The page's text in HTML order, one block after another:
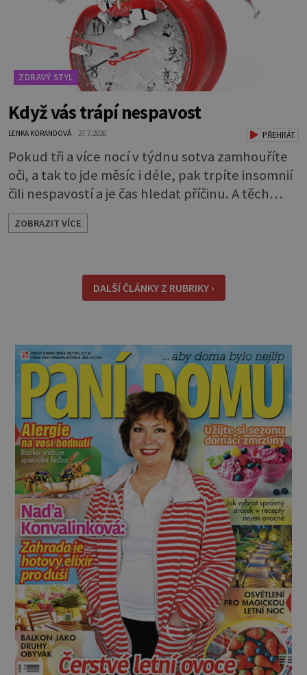
ZDRAVÝ STYL
Když vás trápí nespavost
LENKA KORANDOVÁ 27.7.2026 PŘEHRÁT
Pokud tři a více nocí v týdnu sotva zamhouříte
oči, a tak to jde měsíc i déle, pak trpíte insomnií
čili nespavostí a je čas hledat příčinu. A těch
může být celá řada. Vlastně váš spánek může
rušit skoro cokoli. Nicméně některé důvody
pracujete na směny. Noční práce či jakékoli
nepřirozené bdě
ZOBRAZIT VÍCE
DALŠÍ ČLÁNKY Z RUBRIKY ›